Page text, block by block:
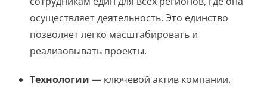
осуществляет деятельность. Это единство
позволяет легко масштабировать и
реализовывать проекты.
Технологии — ключевой актив компании.